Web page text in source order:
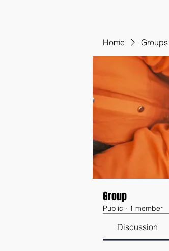
Home Groups
Group
Public · 1 member
Discussion